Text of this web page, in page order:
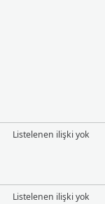
Listelenen ilişki yok
Listelenen ilişki yok